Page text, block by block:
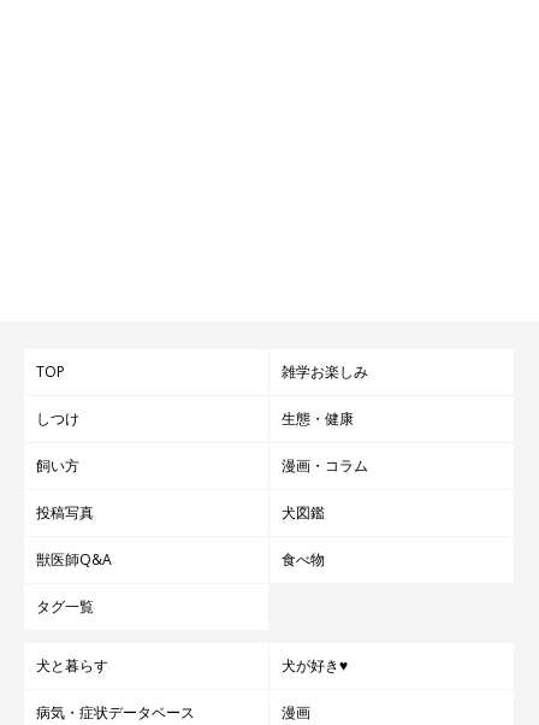
TOP 雑学お楽しみ
しつけ 生態・健康
飼い方 漫画・コラム
投稿写真 犬図鑑
獣医師Q&A 食べ物
タグ一覧
犬と暮らす 犬が好き♥
病気・症状データベース 漫画